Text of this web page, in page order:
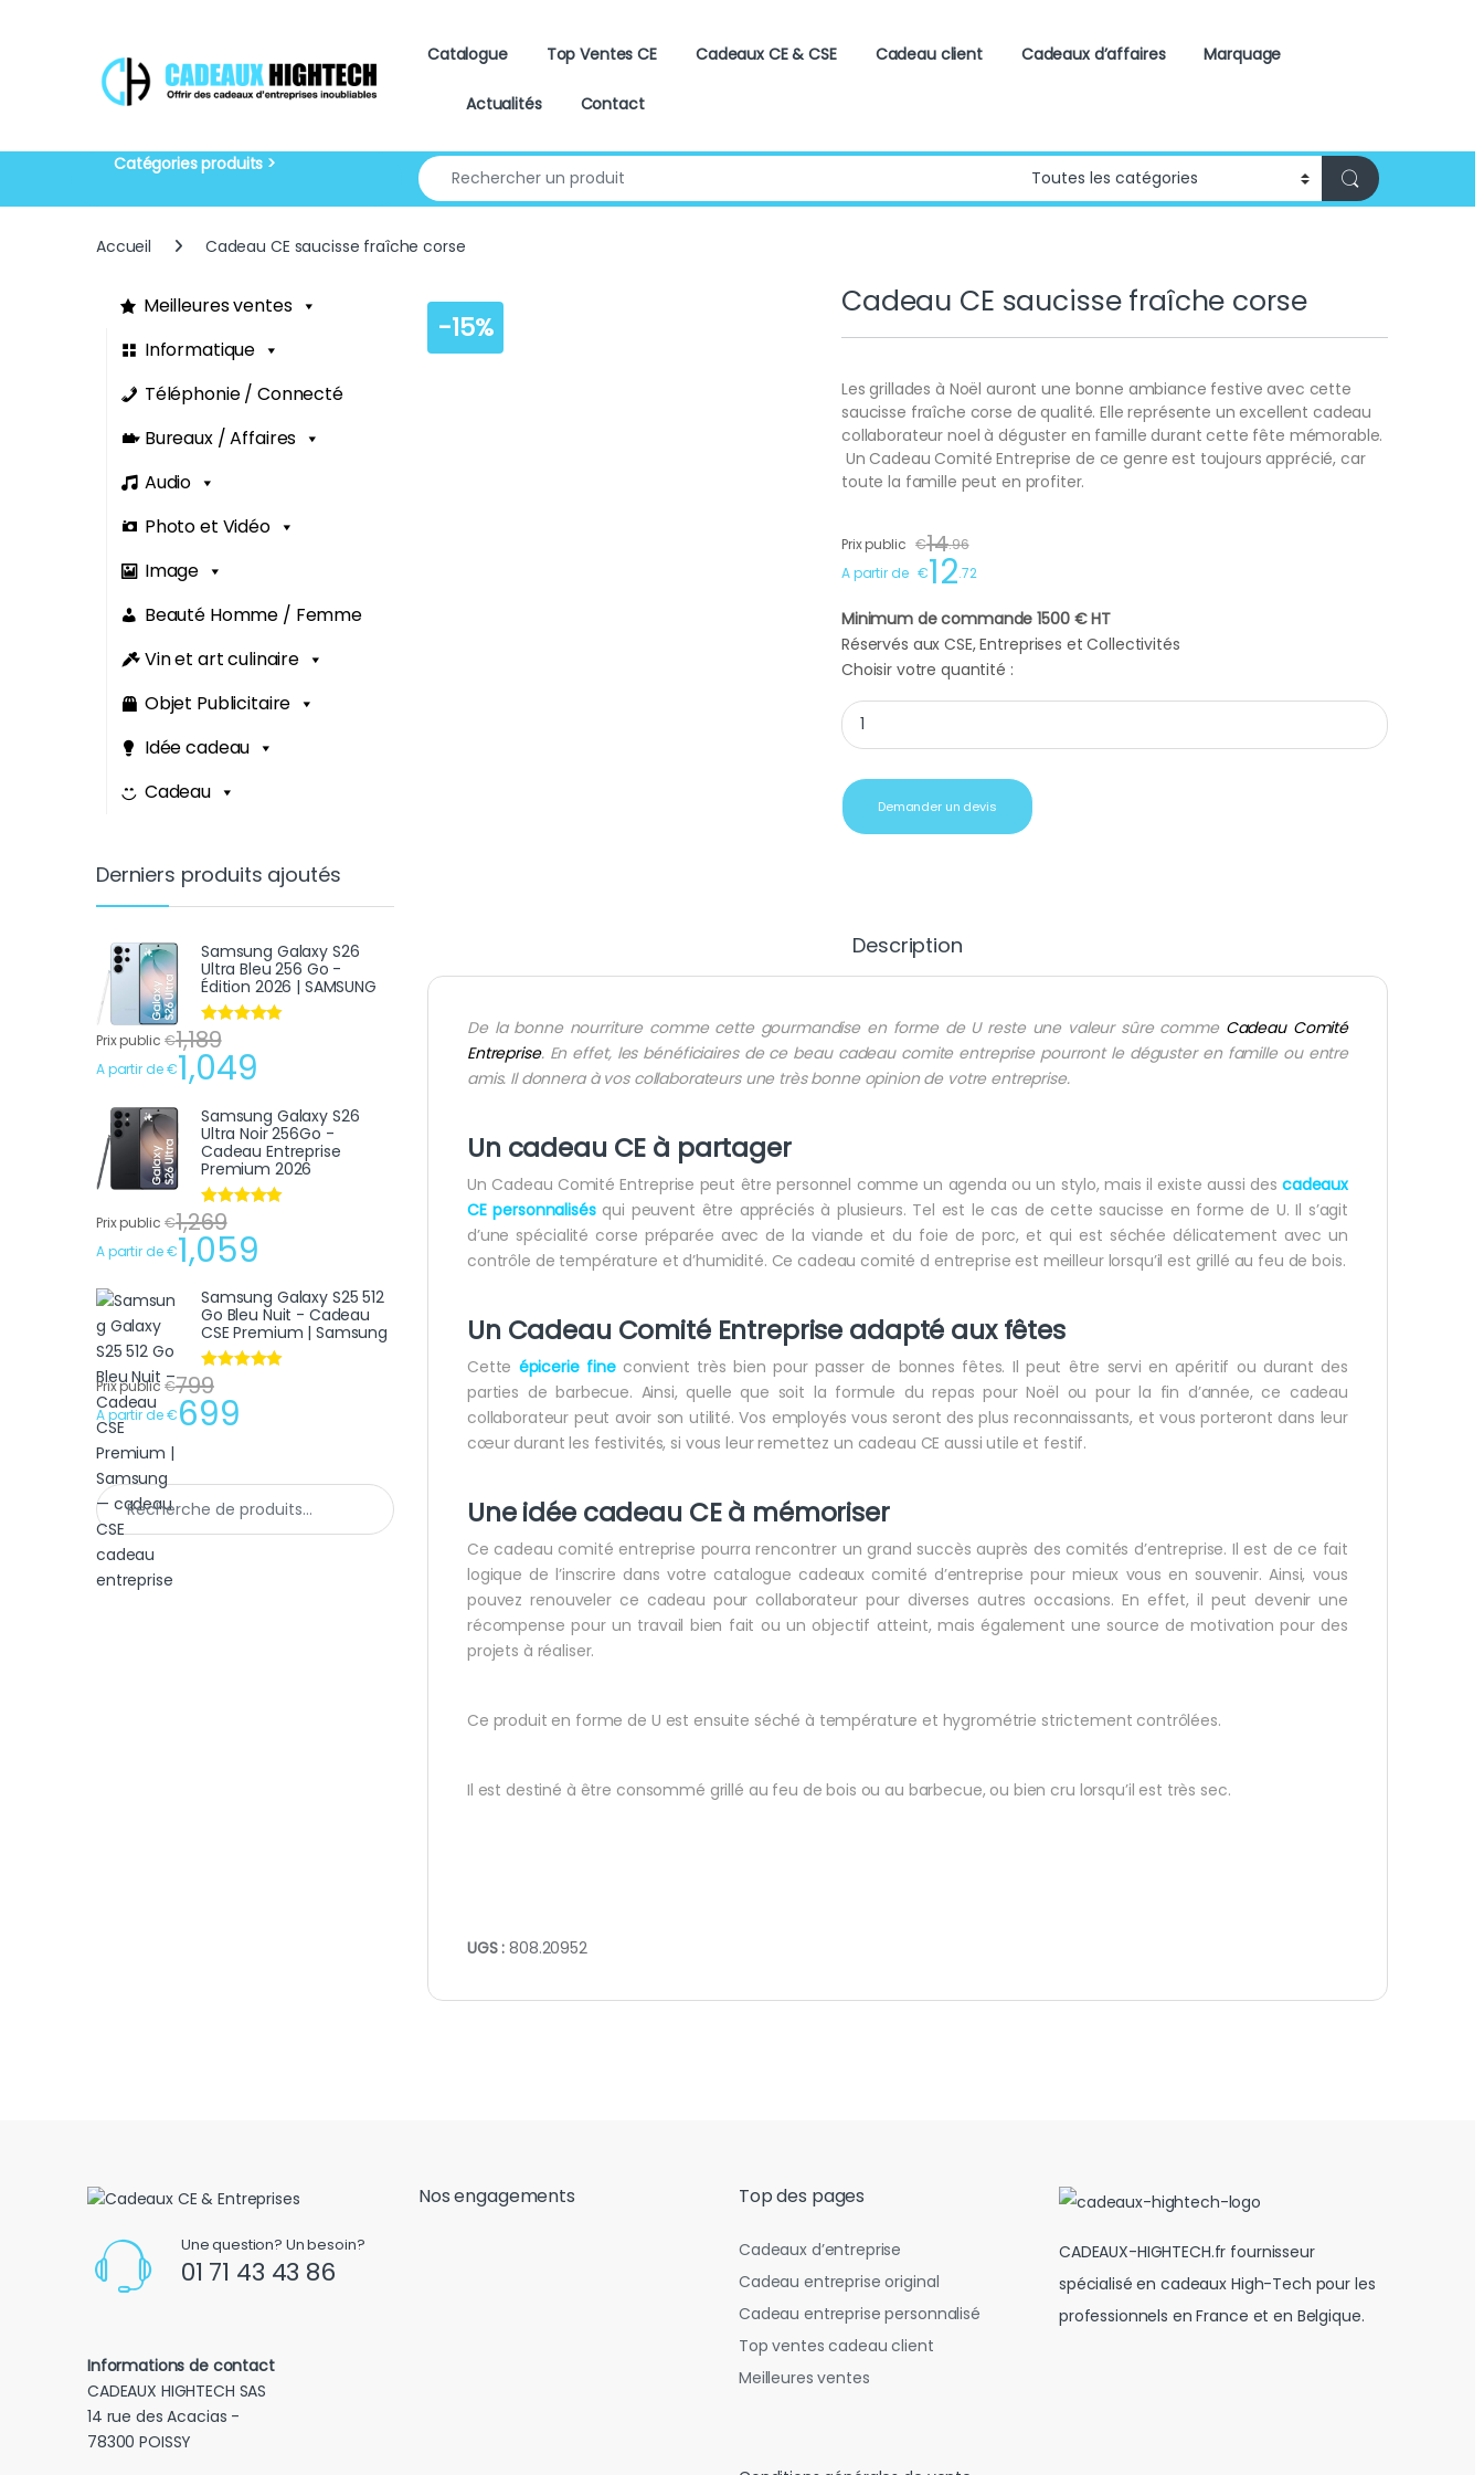
Catalogue
Top Ventes CE Cadeaux CE & CSE Cadeau client Cadeaux d’affaires Marquage
Actualités Contact
Search for:
Accueil Cadeau CE saucisse fraîche corse
-15%
Cadeau CE saucisse fraîche corse
Les grillades à Noël auront une bonne ambiance festive avec cette
saucisse fraîche corse de qualité. Elle représente un excellent cadeau
collaborateur noel à déguster en famille durant cette fête mémorable.
Un Cadeau Comité Entreprise de ce genre est toujours apprécié, car
toute la famille peut en profiter.
Prix public €14.96
A partir de €12.72
Minimum de commande 1500 € HT
Réservés aux CSE, Entreprises et Collectivités
Choisir votre quantité :
Cadeau CE saucisse fraîche corse quantity
Demander un devis
Description
De la bonne nourriture comme cette gourmandise en forme de U reste une valeur sûre comme Cadeau Comité
Entreprise. En effet, les bénéficiaires de ce beau cadeau comite entreprise pourront le déguster en famille ou entre
amis. Il donnera à vos collaborateurs une très bonne opinion de votre entreprise.
Un cadeau CE à partager
Un Cadeau Comité Entreprise peut être personnel comme un agenda ou un stylo, mais il existe aussi des cadeaux
CE personnalisésqui peuvent être appréciés à plusieurs. Tel est le cas de cette saucisse en forme de U. Il s’agit
d’une spécialité corse préparée avec de la viande et du foie de porc, et qui est séchée délicatement avec un
contrôle de température et d’humidité. Ce cadeau comité d entreprise est meilleur lorsqu’il est grillé au feu de bois.
Un Cadeau Comité Entreprise adapté aux fêtes
Cette épicerie fine convient très bien pour passer de bonnes fêtes. Il peut être servi en apéritif ou durant des
parties de barbecue. Ainsi, quelle que soit la formule du repas pour Noël ou pour la fin d’année, ce cadeau
collaborateur peut avoir son utilité. Vos employés vous seront des plus reconnaissants, et vous porteront dans leur
cœur durant les festivités, si vous leur remettez un cadeau CE aussi utile et festif.
Une idée cadeau CE à mémoriser
Ce cadeau comité entreprise pourra rencontrer un grand succès auprès des comités d’entreprise. Il est de ce fait
logique de l’inscrire dans votre catalogue cadeaux comité d’entreprise pour mieux vous en souvenir. Ainsi, vous
pouvez renouveler ce cadeau pour collaborateur pour diverses autres occasions. En effet, il peut devenir une
récompense pour un travail bien fait ou un objectif atteint, mais également une source de motivation pour des
projets à réaliser.
Ce produit en forme de U est ensuite séché à température et hygrométrie strictement contrôlées.
Il est destiné à être consommé grillé au feu de bois ou au barbecue, ou bien cru lorsqu’il est très sec.
UGS :808.20952
Meilleures ventes
Informatique
Téléphonie / Connecté
Bureaux / Affaires
Audio
Photo et Vidéo
Image
Beauté Homme / Femme
Vin et art culinaire
Objet Publicitaire
Idée cadeau
Cadeau
Derniers produits ajoutés
Samsung Galaxy S26
Ultra Bleu 256 Go -
Édition 2026 | SAMSUNG
Note
sur 5
Prix public €1,189
A partir de €1,049
Samsung Galaxy S26
Ultra Noir 256Go -
Cadeau Entreprise
Premium 2026
Note
sur 5
Prix public €1,269
A partir de €1,059
Samsung Galaxy S25 512
Go Bleu Nuit - Cadeau
CSE Premium | Samsung
Note
sur 5
Prix public €799
A partir de €699
Recherche pour :
Une question? Un besoin?
01 71 43 43 86
Informations de contact
CADEAUX HIGHTECH SAS
14 rue des Acacias -
78300 POISSY
Nos engagements Top des pages
Cadeaux d’entreprise
Cadeau entreprise original
Cadeau entreprise personnalisé
Top ventes cadeau client
Meilleures ventes
CADEAUX-HIGHTECH.fr fournisseur
spécialisé en cadeaux High-Tech pour les
professionnels en France et en Belgique.